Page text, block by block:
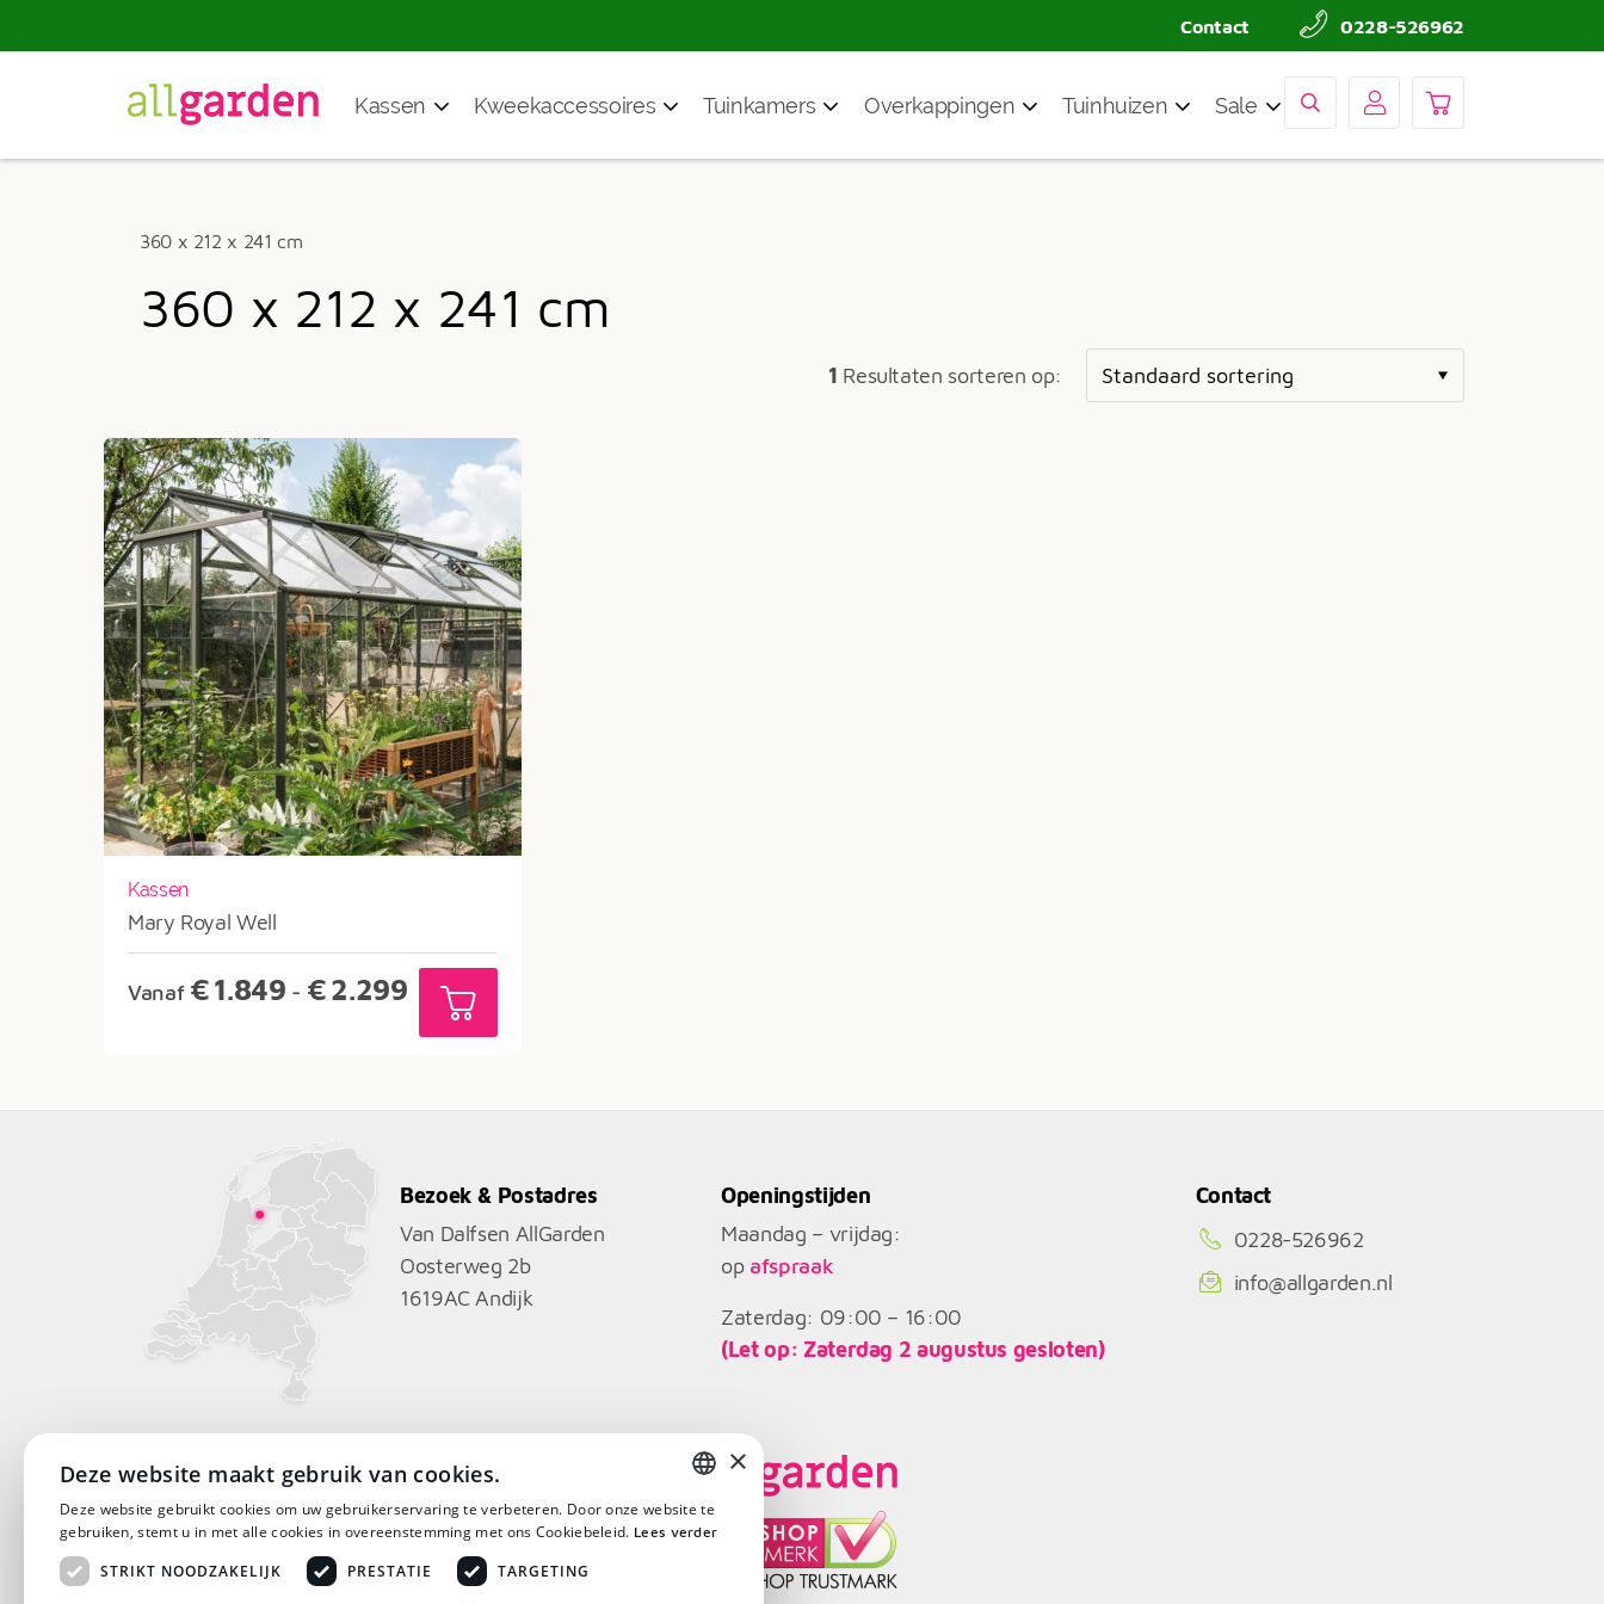
Contact 0228-526962
Kassen Kweekaccessoires Tuinkamers Overkappingen Tuinhuizen Sale
360 x 212 x 241 cm
360 x 212 x 241 cm
1 Resultaten sorteren op:
Kassen
Mary Royal Well
Vanaf €1.849 - €2.299Prijsklasse:
€1.849
Bezoek & Postadres
Van Dalfsen AllGarden
Oosterweg 2b
1619AC Andijk
Openingstijden
Maandag – vrijdag:
op afspraak
Zaterdag: 09:00 – 16:00
(Let op: Zaterdag 2 augustus gesloten)
Contact
0228-526962
info@allgarden.nl
DUTCH
×
Deze website maakt gebruik van cookies.
Deze website gebruikt cookies om uw gebruikerservaring te verbeteren. Door onze website te
gebruiken, stemt u in met alle cookies in overeenstemming met ons Cookiebeleid. Lees verder
STRIKT NOODZAKELIJK PRESTATIE TARGETING